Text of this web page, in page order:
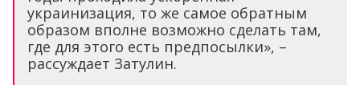
украинизация, то же самое обратным
образом вполне возможно сделать там,
где для этого есть предпосылки», –
рассуждает Затулин.